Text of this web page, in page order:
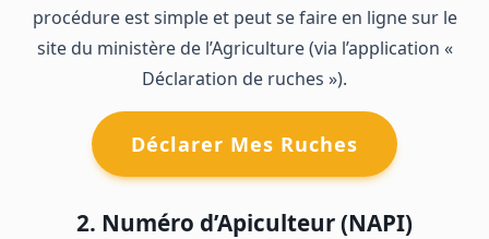
procédure est simple et peut se faire en ligne sur le
site du ministère de l’Agriculture (via l’application «
Déclaration de ruches »).
Déclarer Mes Ruches
2. Numéro d’Apiculteur (NAPI)